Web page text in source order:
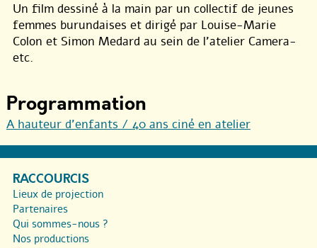
Un film dessiné à la main par un collectif de jeunes
femmes burundaises et dirigé par Louise-Marie
Colon et Simon Medard au sein de l’atelier Camera-
etc.
Programmation
A hauteur d’enfants / 40 ans ciné en atelier
RACCOURCIS
Lieux de projection
Partenaires
Qui sommes-nous ?
Nos productions